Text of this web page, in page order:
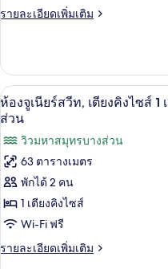
รายละเอียดเพิ่มเติม
ราย
เกี่ยว
กับ
Junior
Suite
View
เปิด
ภาพถ่าย
ทั้งหมด
ของ
ห้อง
จู
เนียร์
สวีท,
4
ห้องจูเนียร์สวีท, เตียงคิงไซส์ 1
ส่วน
วิวมหาสมุทรบางส่วน
63 ตารางเมตร
พักได้ 2 คน
1 เตียงคิงไซส์
Wi-Fi ฟรี
รายละเอียดเพิ่มเติม
ราย